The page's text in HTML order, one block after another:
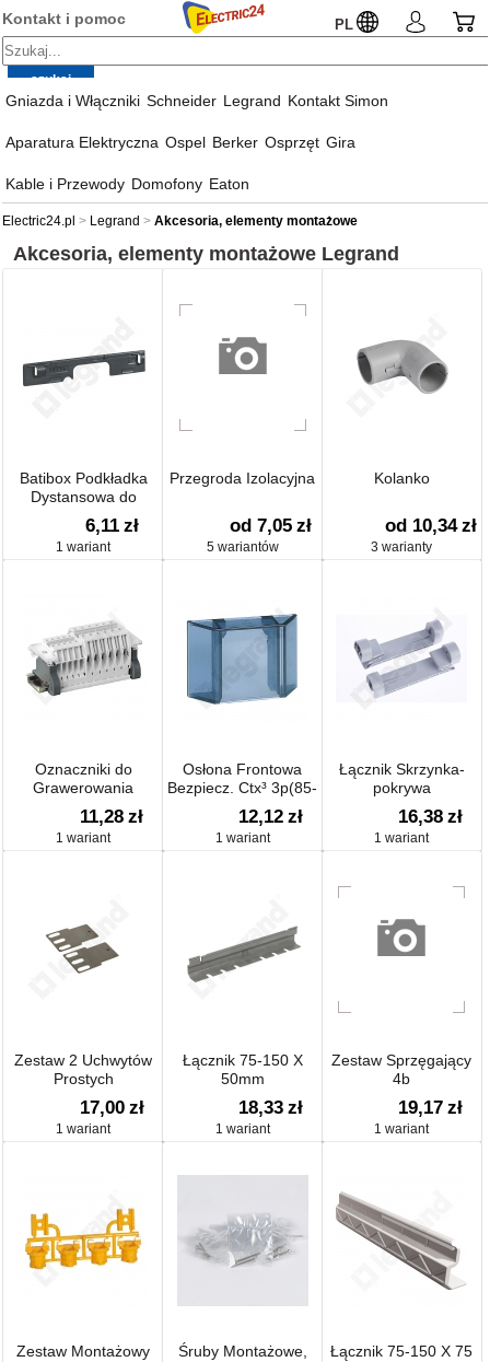
Kontakt i pomoc PL
Gniazda i Włączniki Schneider Legrand Kontakt Simon
Aparatura Elektryczna Ospel Berker Osprzęt Gira
Kable i Przewody Domofony Eaton
Electric24.pl Legrand Akcesoria, elementy montażowe
Akcesoria, elementy montażowe Legrand
Batibox Podkładka
Dystansowa do
Uchwytów
6,11 zł
1 wariant
Przegroda Izolacyjna
od 7,05 zł
5 wariantów
Kolanko
od 10,34 zł
3 warianty
Oznaczniki do
Grawerowania
11,28 zł
1 wariant
Osłona Frontowa
Bezpiecz. Ctx³ 3p(85-
800a) / 4p(165-900a)
12,12 zł
1 wariant
Łącznik Skrzynka-
pokrywa
16,38 zł
1 wariant
Zestaw 2 Uchwytów
Prostych
17,00 zł
1 wariant
Łącznik 75-150 X
50mm
18,33 zł
1 wariant
Zestaw Sprzęgający
4b
19,17 zł
1 wariant
Zestaw Montażowy
Śruby Montażowe,
Łącznik 75-150 X 75